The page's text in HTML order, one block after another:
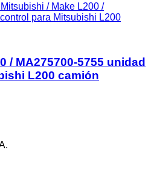
Mitsubishi / Make L200 /
para Mitsubishi L200
/ MA275700-5755 unidad
L200 camión